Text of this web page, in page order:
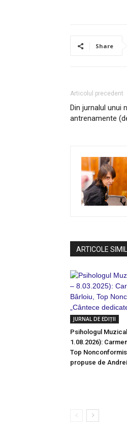
Share
Articolul precedent
Din jurnalul unui
antrenamente
ARTICOLE
JURNAL DE EDIȚII
Psihologul
1.08.2026):
Top
propuse de Andrei